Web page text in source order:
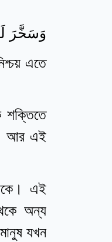
وَسَخَّرَ
এতে
শক্তিতে
আর এই
এই
অন্য
যখন